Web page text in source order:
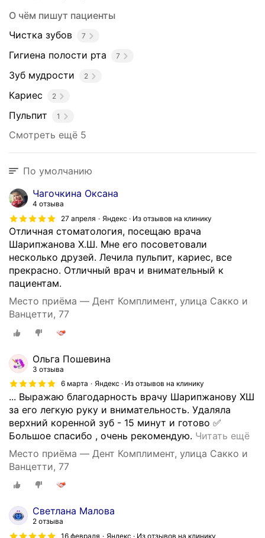
О чём пишут пациенты
Чистка зубов
7
Гигиена полости рта 7
Зуб мудрости 2
Кариес 2
Пульпит 1
Смотреть ещё 5
По умолчанию
Чагочкина Оксана
4 отзыва
27 апреля
Яндекс · Из отзывов на клинику
Отличная стоматология, посещаю врача
Шарипжанова Х.Ш. Мне его посоветовали
несколько друзей. Лечила пульпит, кариес, все
прекрасно. Отличный врач и внимательный к
пациентам.
Место приёма — Дент Комплимент, улица Сакко и
Ванцетти, 77
Ольга Пошевина
3 отзыва
6 марта
Яндекс · Из отзывов на клинику
... Выражаю благодарность врачу Шарипжанову ХШ
за его легкую руку и внимательность. Удаляла
верхний коренной зуб - 15 минут и готово ✅
Большое спасибо , очень рекомендую. Читать ещёП
Место приёма — Дент Комплимент, улица Сакко и
Ванцетти, 77
Светлана Малова
2 отзыва
16 февраля
Яндекс · Из отзывов на клинику